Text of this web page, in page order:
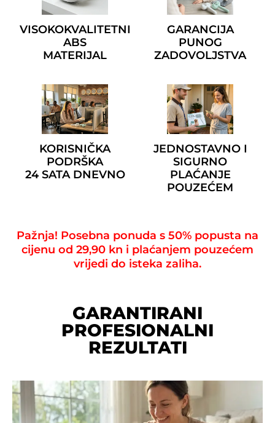
VISOKOKVALITETNI
ABS
MATERIJAL
GARANCIJA
PUNOG
ZADOVOLJSTVA
KORISNIČKA
PODRŠKA
24 SATA DNEVNO
JEDNOSTAVNO I
SIGURNO
PLAĆANJE
POUZEĆEM
Pažnja! Posebna ponuda s 50% popusta na
cijenu od 29,90 kn i plaćanjem pouzećem
vrijedi do isteka zaliha.
GARANTIRANI
PROFESIONALNI
REZULTATI